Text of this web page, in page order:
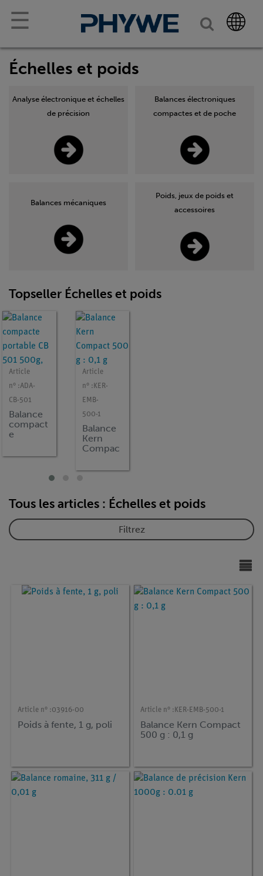
☰
Échelles et poids
Analyse électronique et échelles
de précision
Balances électroniques
compactes et de poche
Balances mécaniques
Poids, jeux de poids et
accessoires
Topseller Échelles et poids
Article
n° :ADA-
CB-501
Balance
compact
e
CB 501
Article
n° : KER-
EMB-
500-1
Balance
Kern
Compac
0,1 g
Tous les articles : Échelles et poids
Filtrez
Article n° :03916-00
Poids à fente, 1 g, poli
Article n° : KER-EMB-500-1
Balance Kern Compact
500 g : 0,1 g